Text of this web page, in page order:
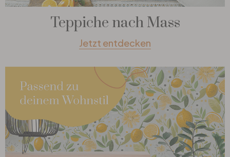
Teppiche nach Mass
Jetzt entdecken